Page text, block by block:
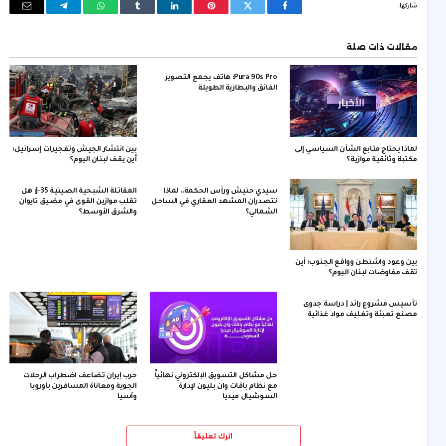
شاركها.
فيسبوك تويتر بينتيريستلينكدإن Tumblr واتساب تيلقرام
البريد
مقالات ذات صلة
لماذا يحتاج متابع الشأن السياسي إلى
مكتبة وثائقية موازية؟
Pura 90s Pro: هاتف يجمع التصوير
الفائق والبطارية الطويلة
بين انتشار الجيش وتفجيرات إسرائيل:
أين يقف لبنان اليوم؟
بين وعود واشنطن وواقع الجنوب: أين
تقف مفاوضات لبنان اليوم؟
سيدي حنيش ورأس الحكمة.. لماذا
تتصدران المشهد العقاري في الساحل
الشمالي؟
المقاتلة الشبحية الصينية J-35: هل
تقلب موازين القوى في مضيق تايوان
والشرق الأوسط؟
تأسيس مشروع رائد | دراسة جدوى
مصنع تعبئة وتغليف مواد غذائية
حل مشاكل التسويق الإلكتروني نهائياً
مع نظام باقات وان بليون لإدارة
السوشيال ميديا
حرب إيران تضاعف اضطراب الرحلات
الجوية ومعاناة المسافرين بأوروبا
وآسيا
اترك تعليقاً